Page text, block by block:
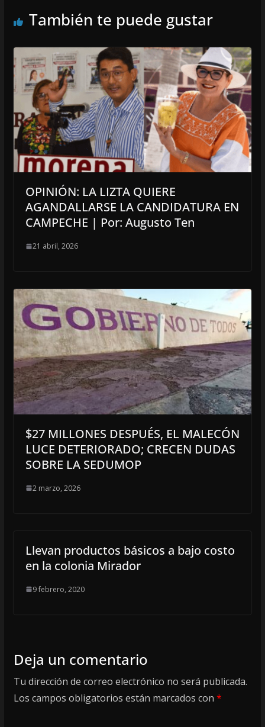
También te puede gustar
OPINIÓN: LA LIZTA QUIERE
AGANDALLARSE LA CANDIDATURA EN
CAMPECHE | Por: Augusto Ten
21 abril, 2026
$27 MILLONES DESPUÉS, EL MALECÓN
LUCE DETERIORADO; CRECEN DUDAS
SOBRE LA SEDUMOP
2 marzo, 2026
Llevan productos básicos a bajo costo
en la colonia Mirador
9 febrero, 2020
Deja un comentario
Tu dirección de correo electrónico no será publicada.
Los campos obligatorios están marcados con *